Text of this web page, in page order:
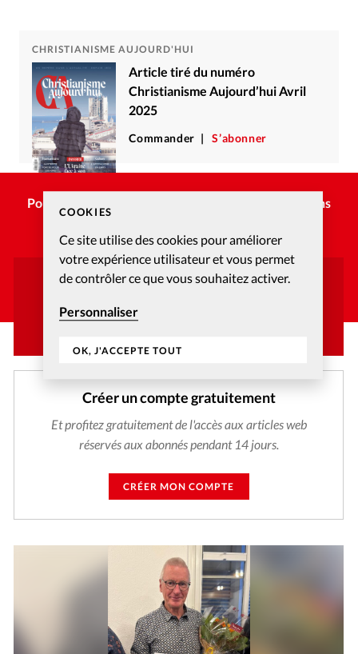
COOKIES
Ce site utilise des cookies pour améliorer
votre expérience utilisateur et vous permet
de contrôler ce que vous souhaitez activer.
Personnaliser
OK, J'ACCEPTE TOUT
CHRISTIANISME AUJOURD'HUI
Article tiré du numéro
Christianisme Aujourd’hui Avril
2025
Commander S’abonner
Pour poursuivre la lecture, choisissez une des options
Vous avez déjà un compte ?
CONNECTEZ-VOUS
Créer un compte gratuitement
Et profitez gratuitement de l'accès aux articles web
réservés aux abonnés pendant 14 jours.
CRÉER MON COMPTE